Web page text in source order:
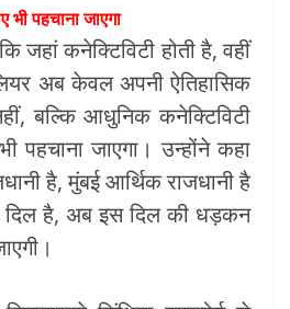
पहचाना जाएगा
जहां कनेक्टिविटी होती है, वहीं
अब केवल अपनी ऐतिहासिक
बल्कि आधुनिक कनेक्टिविटी
पहचाना जाएगा। उन्होंने कहा
है, मुंबई आर्थिक राजधानी है
दिल है, अब इस दिल की धड़कन